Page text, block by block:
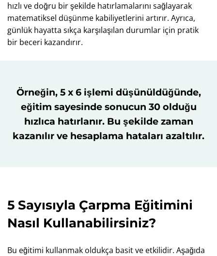
hızlı ve doğru bir şekilde hatırlamalarını sağlayarak
matematiksel düşünme kabiliyetlerini artırır. Ayrıca,
günlük hayatta sıkça karşılaşılan durumlar için pratik
bir beceri kazandırır.
Örneğin, 5 x 6 işlemi düşünüldüğünde,
eğitim sayesinde sonucun 30 olduğu
hızlıca hatırlanır. Bu şekilde zaman
kazanılır ve hesaplama hataları azaltılır.
5 Sayısıyla Çarpma Eğitimini
Nasıl Kullanabilirsiniz?
Bu eğitimi kullanmak oldukça basit ve etkilidir. Aşağıda